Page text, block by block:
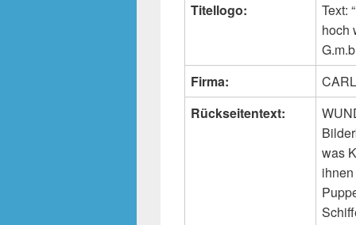
Titellogo:
Text:
hoch
Firma:
Rückseitentext:
was